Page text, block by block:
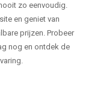
zo eenvoudig.
en geniet van
prijzen. Probeer
nog en ontdek de